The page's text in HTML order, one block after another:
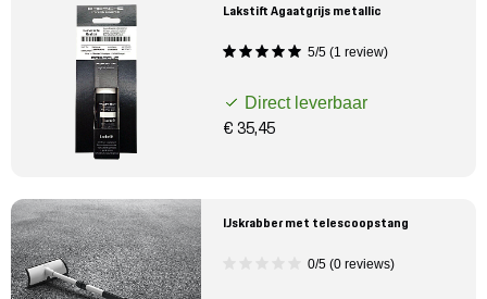
Lakstift Agaatgrijs metallic
5/5 (1 review)
Direct leverbaar
€ 35,45
IJskrabber met telescoopstang
0/5 (0 reviews)